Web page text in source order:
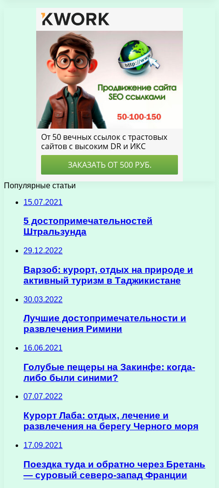
Популярные статьи
15.07.2021
5 достопримечательностей
Штральзунда
29.12.2022
Варзоб: курорт, отдых на природе и
активный туризм в Таджикистане
30.03.2022
Лучшие достопримечательности и
развлечения Римини
16.06.2021
Голубые пещеры на Закинфе: когда-
либо были синими?
07.07.2022
Курорт Лаба: отдых, лечение и
развлечения на берегу Черного моря
17.09.2021
Поездка туда и обратно через Бретань
— суровый северо-запад Франции